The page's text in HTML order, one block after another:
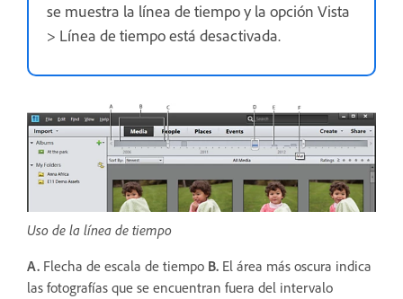
se muestra la línea de tiempo y la opción Vista
> Línea de tiempo está desactivada.
Uso de la línea de tiempo
A. Flecha de escala de tiempo B. El área más oscura indica
las fotografías que se encuentran fuera del intervalo